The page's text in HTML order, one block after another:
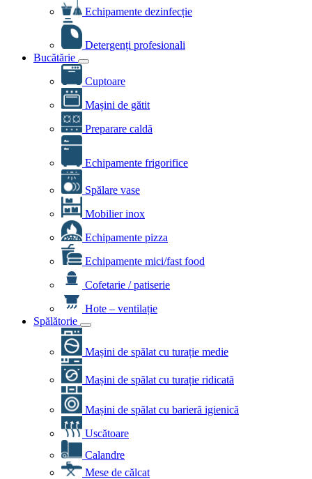
Echipamente dezinfecție
Detergenți profesionali
Bucătărie
Cuptoare
Mașini de gătit
Preparare caldă
Echipamente frigorifice
Spălare vase
Mobilier inox
Echipamente pizza
Echipamente mici/fast food
Cofetarie / patiserie
Hote – ventilație
Spălătorie
Mașini de spălat cu turație medie
Mașini de spălat cu turație ridicată
Mașini de spălat cu barieră igienică
Uscătoare
Calandre
Mese de călcat